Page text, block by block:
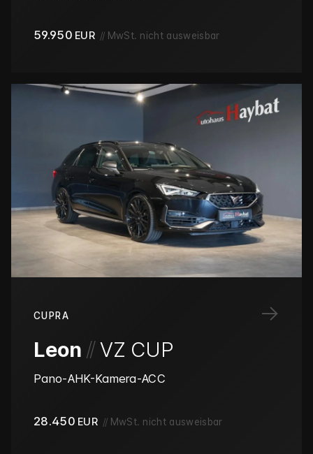
59.950 EUR // MwSt. nicht ausweisbar
→
CUPRA
Leon //VZ CUP
Pano-AHK-Kamera-ACC
28.450 EUR // MwSt. nicht ausweisbar